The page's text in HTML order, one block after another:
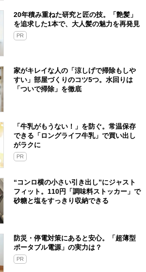
20年積み重ねた研究と匠の技。「艶髪」
を追求した1本で、大人髪の魅力を再発見
PR
家がキレイな人の「涼しげで掃除もしや
すい」部屋づくりのコツ5つ。水回りは
「ついで掃除」を徹底
「牛乳がもうない！」を防ぐ。常温保存
できる「ロングライフ牛乳」で買い出し
がラクに
PR
“コンロ横の小さい引き出し”にジャスト
フィット。110円「調味料ストッカー」で
砂糖と塩をすっきり収納できる
防災・停電対策にあると安心。「超薄型
ポータブル電源」の実力は？​
PR